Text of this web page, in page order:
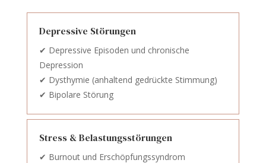
Depressive Störungen
✔ Depressive Episoden und chronische
Depression
✔ Dysthymie (anhaltend gedrückte Stimmung)
✔ Bipolare Störung
Stress & Belastungsstörungen
✔ Burnout und Erschöpfungssyndrom